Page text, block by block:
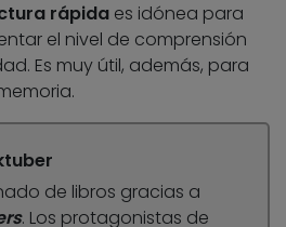
rápida es idónea para
el nivel de comprensión
Es muy útil, además, para
de libros gracias a
. Los protagonistas de